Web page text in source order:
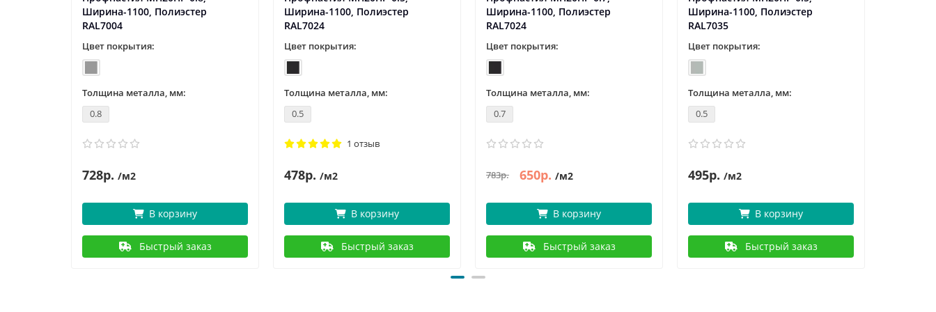
Ширина-1100, Полиэстер
RAL7004
Цвет покрытия:
Толщина металла, мм:
0.8
728р. /м2
В корзину
Быстрый заказ
Ширина-1100, Полиэстер
RAL7024
Цвет покрытия:
Толщина металла, мм:
0.5
1 отзыв
478р. /м2
В корзину
Быстрый заказ
Ширина-1100, Полиэстер
RAL7024
Цвет покрытия:
Толщина металла, мм:
0.7
783р. 650р. /м2
В корзину
Быстрый заказ
Ширина-1100, Полиэстер
RAL7035
Цвет покрытия:
Толщина металла, мм:
0.5
495р. /м2
В корзину
Быстрый заказ